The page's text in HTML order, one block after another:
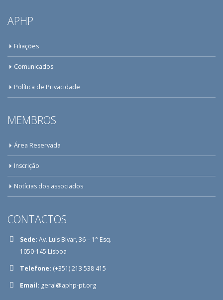
APHP
Filiações
Comunicados
Política de Privacidade
MEMBROS
Área Reservada
Inscrição
Notícias dos associados
CONTACTOS
Sede: Av. Luís Bívar, 36 – 1° Esq.
1050-145 Lisboa
Telefone: (+351) 213 538 415
Email: geral@aphp-pt.org